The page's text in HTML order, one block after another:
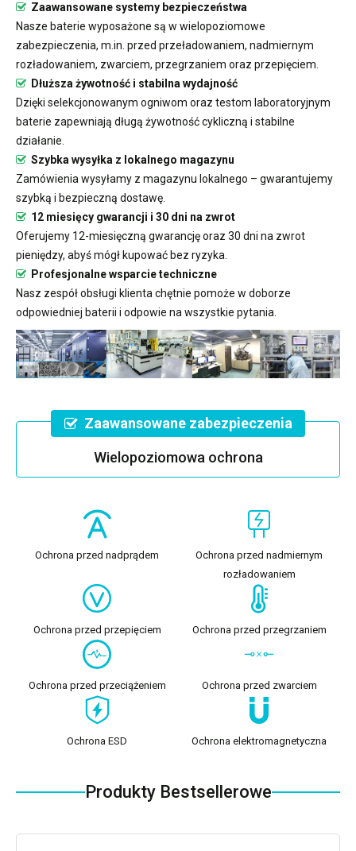
Zaawansowane systemy bezpieczeństwa
Nasze baterie wyposażone są w wielopoziomowe
zabezpieczenia, m.in. przed przeładowaniem, nadmiernym
rozładowaniem, zwarciem, przegrzaniem oraz przepięciem.
Dłuższa żywotność i stabilna wydajność
Dzięki selekcjonowanym ogniwom oraz testom laboratoryjnym
baterie zapewniają długą żywotność cykliczną i stabilne
działanie.
Szybka wysyłka z lokalnego magazynu
Zamówienia wysyłamy z magazynu lokalnego – gwarantujemy
szybką i bezpieczną dostawę.
12 miesięcy gwarancji i 30 dni na zwrot
Oferujemy 12-miesięczną gwarancję oraz 30 dni na zwrot
pieniędzy, abyś mógł kupować bez ryzyka.
Profesjonalne wsparcie techniczne
Nasz zespół obsługi klienta chętnie pomoże w doborze
odpowiedniej baterii i odpowie na wszystkie pytania.
Zaawansowane zabezpieczenia
Wielopoziomowa ochrona
Ochrona przed nadprądem
Ochrona przed nadmiernym
rozładowaniem
Ochrona przed przepięciem Ochrona przed przegrzaniem
Ochrona przed przeciążeniem Ochrona przed zwarciem
Ochrona ESD Ochrona elektromagnetyczna
Produkty Bestsellerowe